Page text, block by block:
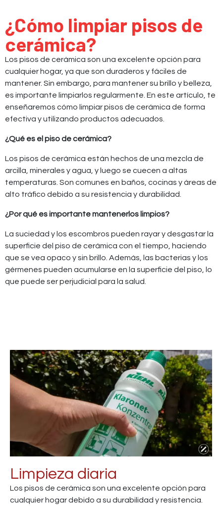
¿Cómo limpiar pisos de
cerámica?
Los pisos de cerámica son una excelente opción para
cualquier hogar, ya que son duraderos y fáciles de
mantener. Sin embargo, para mantener su brillo y belleza,
es importante limpiarlos regularmente. En este artículo, te
enseñaremos cómo limpiar pisos de cerámica de forma
efectiva y utilizando productos adecuados.
¿Qué es el piso de cerámica?
Los pisos de cerámica están hechos de una mezcla de
arcilla, minerales y agua, y luego se cuecen a altas
temperaturas. Son comunes en baños, cocinas y áreas de
alto tráfico debido a su resistencia y durabilidad.
¿Por qué es importante mantenerlos limpios?
La suciedad y los escombros pueden rayar y desgastar la
superficie del piso de cerámica con el tiempo, haciendo
que se vea opaco y sin brillo. Además, las bacterias y los
gérmenes pueden acumularse en la superficie del piso, lo
que puede ser perjudicial para la salud.
Limpieza diaria
Los pisos de cerámica son una excelente opción para
cualquier hogar debido a su durabilidad y resistencia.